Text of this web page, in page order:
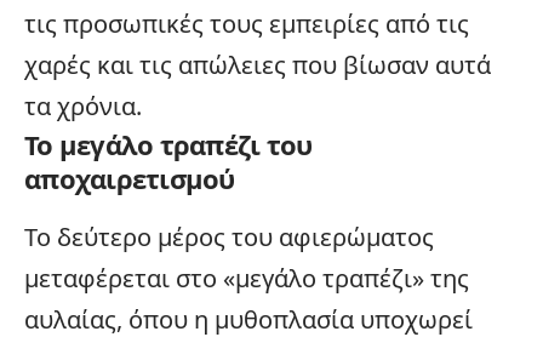
τις προσωπικές τους εμπειρίες από τις
χαρές και τις απώλειες που βίωσαν αυτά
τα χρόνια.
Το μεγάλο τραπέζι του
αποχαιρετισμού
Το δεύτερο μέρος του αφιερώματος
μεταφέρεται στο «μεγάλο τραπέζι» της
αυλαίας, όπου η μυθοπλασία υποχωρεί